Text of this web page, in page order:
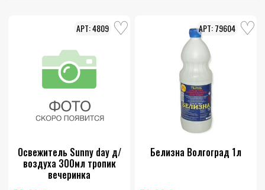
Освежитель Sunny day д/
воздуха 300мл тропик
вечеринка
4809
Белизна Волгоград 1л
79604